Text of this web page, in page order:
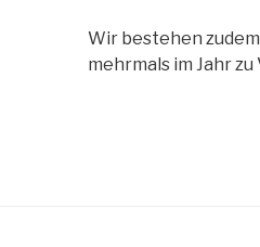
Wir bestehen
mehrmals im Jahr